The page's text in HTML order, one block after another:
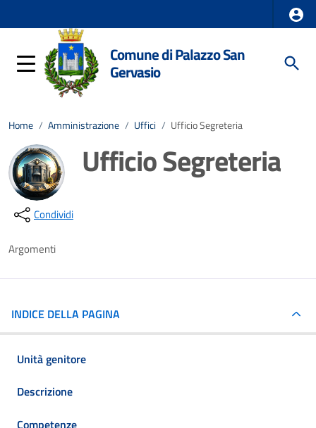
Comune di Palazzo San
Gervasio
Home / Amministrazione / Uffici / Ufficio Segreteria
Ufficio Segreteria
Condividi
Argomenti
INDICE DELLA PAGINA
Unità genitore
Descrizione
Competenze